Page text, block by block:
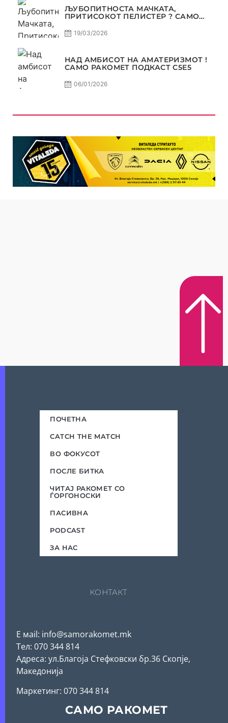
ЉУБОПИТНОСТА МАЧКАТА,
ПРИТИСОКОТ ПЕЛИСТЕР ? САМО
19/03/2026
НАД АМБИСОТ НА АМАТЕРИЗМОТ !
САМО РАКОМЕТ ПОДКАСТ С5E5
06/01/2026
ПОЧЕТНА
CATCH THE MATCH
ВО ФОКУСОТ
ПОСЛЕ БИТКА
ЧИТАЈ РАКОМЕТ СО
ЃОРГОНОСКИ
ПАСИВНА
PODCAST
ЗА НАС
КОНТАКТ
Е мail: info@samorakomet.mk
Тел: 070 344 814
Адреса: ул.Благоја Стефковски бр.36 Скопје,
Македонија
Mаркетинг: 070 344 814
САМО РАКОМЕТ